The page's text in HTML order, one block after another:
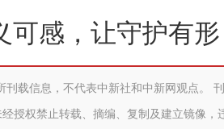
可感，让守护有形
刊载信息，不代表中新社和中新网观点。
经授权禁止转载、摘编、复制及建立镜像，